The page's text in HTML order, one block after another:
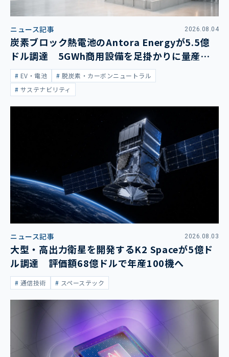
ニュース記事 2026.08.04
炭素ブロック熱電池のAntora Energyが5.5億
ドル調達 5GWh商用設備を足掛かりに量産拡
大EV・電池
脱炭素・カーボンニュートラル
サステナビリティ
ニュース記事 2026.08.03
大型・高出力衛星を開発するK2 Spaceが5億ド
ル調達 評価額68億ドルで年産100機へ
通信技術 スペーステック